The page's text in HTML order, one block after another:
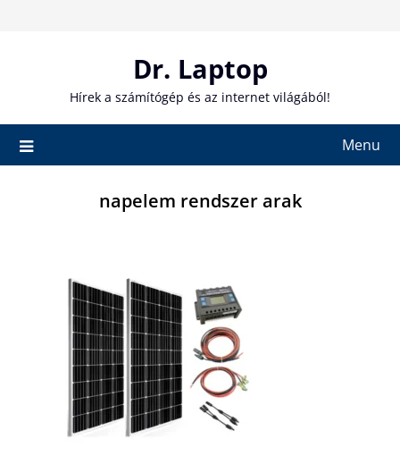
Dr. Laptop
Hírek a számítógép és az internet világából!
Menu
napelem rendszer arak